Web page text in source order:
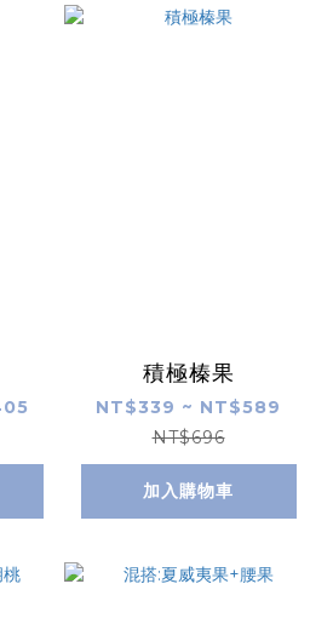
積極榛果
NT$339 ~ NT$589
NT$696
加入購物車